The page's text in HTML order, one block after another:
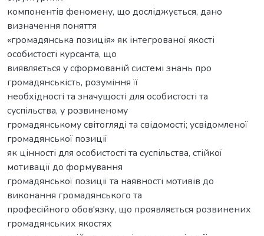
компонентів феномену, що досліджується, дано
визначення поняття
«громадянська позиція» як інтегрованої якості
особистості курсанта, що
виявляється у сформованій системі знань про
громадянськість, розуміння її
необхідності та значущості для особистості та
суспільства, у розвиненому
громадянському світогляді та свідомості; усвідомленої
громадянської позиції
як цінності для особистості та суспільства, стійкої
мотивації до формування
громадянської позиції та наявності мотивів до
виконання громадянського та
професійного обов'язку, що проявляється розвинених
громадянських якостях